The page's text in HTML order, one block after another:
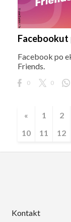
Facebookut
Facebook po
Friends.
0 0
« 1 2
10
11 12
Kontakt